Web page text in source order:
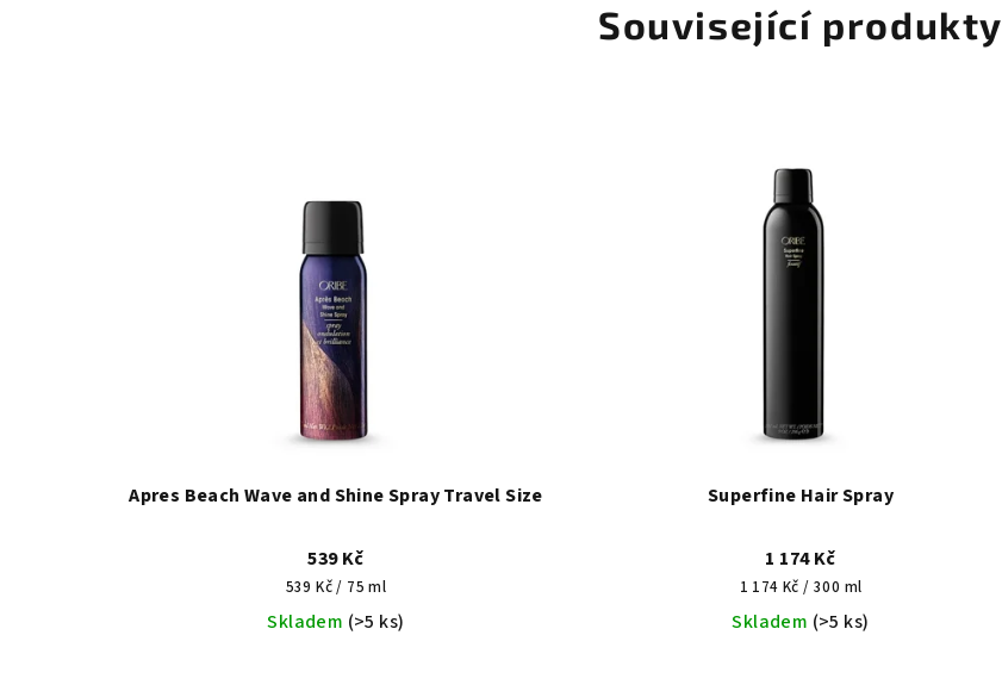
Související produkty
Apres Beach Wave and Shine Spray Travel Size
539 Kč
Měrná
cena:
539 Kč / 75 ml
Skladem (>5 ks)
Superfine Hair Spray
1 174 Kč
Měrná
cena:
1 174 Kč / 300 ml
Skladem (>5 ks)